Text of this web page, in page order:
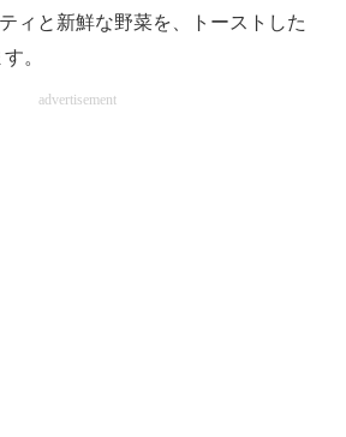
ィと新鮮な野菜を、トーストした
。
advertisement